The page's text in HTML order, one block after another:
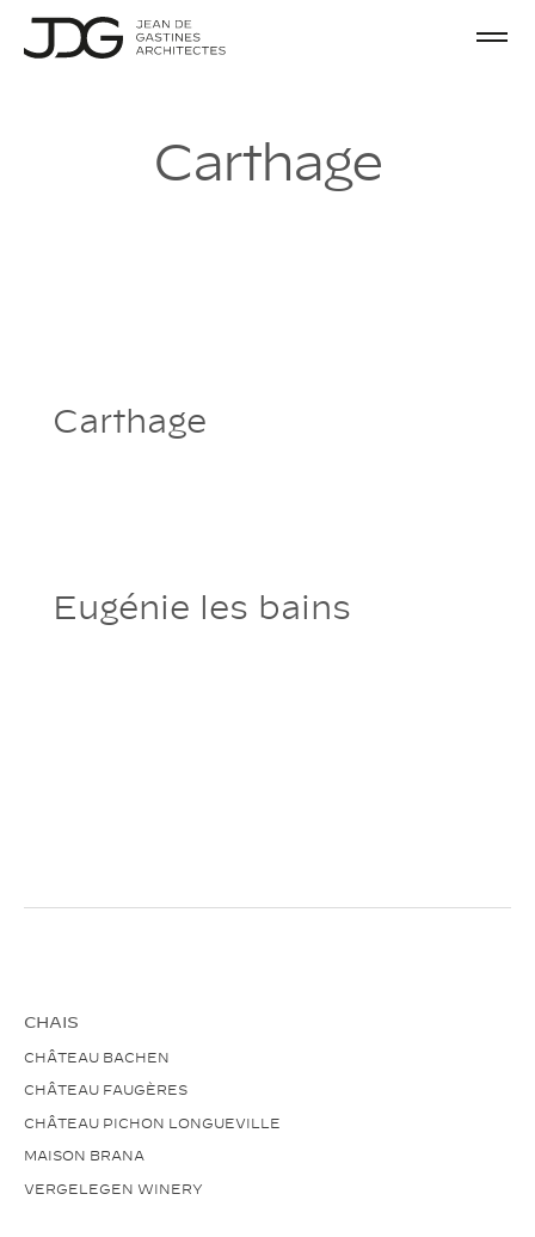
Carthage
Carthage
Eugénie les bains
CHAIS
CHÂTEAU BACHEN
CHÂTEAU FAUGÈRES
CHÂTEAU PICHON LONGUEVILLE
MAISON BRANA
VERGELEGEN WINERY